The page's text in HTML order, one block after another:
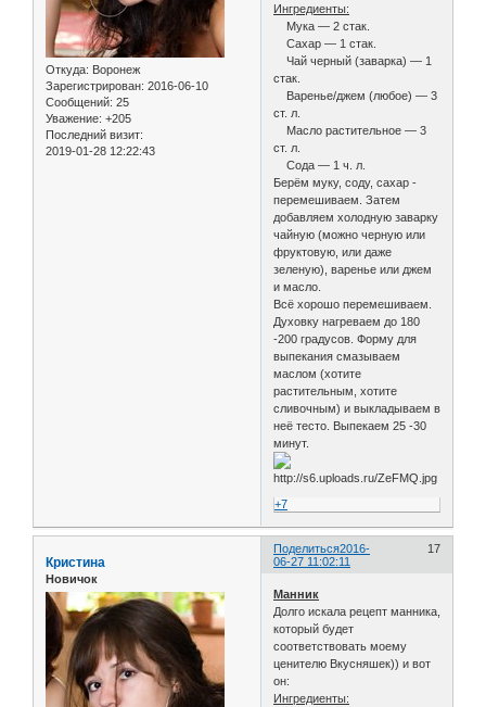
Откуда: Воронеж
Зарегистрирован: 2016-06-10
Сообщений: 25
Уважение: +205
Последний визит:
2019-01-28 12:22:43
Ингредиенты:
Мука — 2 стак.
Сахар — 1 стак.
Чай черный (заварка) — 1
стак.
Варенье/джем (любое) — 3
ст. л.
Масло растительное — 3
ст. л.
Сода — 1 ч. л.
Берём муку, соду, сахар -
перемешиваем. Затем
добавляем холодную заварку
чайную (можно чeрную или
фруктовую, или даже
зелeную), варенье или джем
и масло.
Всё хорошо перемешиваем.
Духовку нагреваем до 180
-200 градусов. Форму для
выпекания смазываем
маслом (хотите
растительным, хотите
сливочным) и выкладываем в
неё тесто. Выпекаем 25 -30
минут.
+7
Поделиться 17
2016-
06-27 11:02:11
Кристина
Новичок
Манник
Долго искала рецепт манника,
который будет
соответствовать моему
ценителю Вкусняшек)) и вот
он:
Ингредиенты: